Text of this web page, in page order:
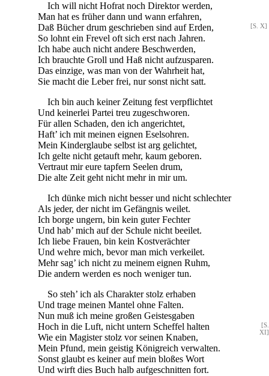
Ich will nicht Hofrat noch Direktor werden,
Man hat es früher dann und wann erfahren,
[S. X]
Daß Bücher drum geschrieben sind auf Erden,
So lohnt ein Frevel oft sich erst nach Jahren.
Ich habe auch nicht andere Beschwerden,
Ich brauchte Groll und Haß nicht aufzusparen.
Das einzige, was man von der Wahrheit hat,
Sie macht die Leber frei, nur sonst nicht satt.
Ich bin auch keiner Zeitung fest verpflichtet
Und keinerlei Partei treu zugeschworen.
Für allen Schaden, den ich angerichtet,
Haft’ ich mit meinen eignen Eselsohren.
Mein Kinderglaube selbst ist arg gelichtet,
Ich gelte nicht getauft mehr, kaum geboren.
Vertraut mir eure tapfern Seelen drum,
Die alte Zeit geht nicht mehr in mir um.
Ich dünke mich nicht besser und nicht schlechter
Als jeder, der nicht im Gefängnis weilet.
Ich borge ungern, bin kein guter Fechter
Und hab’ mich auf der Schule nicht beeilet.
Ich liebe Frauen, bin kein Kostverächter
Und wehre mich, bevor man mich verkeilet.
Mehr sag’ ich nicht zu meinem eignen Ruhm,
Die andern werden es noch weniger tun.
So steh’ ich als Charakter stolz erhaben
Und trage meinen Mantel ohne Falten.
Nun muß ich meine großen Geistesgaben
[S.
XI]
Hoch in die Luft, nicht untern Scheffel halten
Wie ein Magister stolz vor seinen Knaben,
Mein Pfund, mein geistig Königreich verwalten.
Sonst glaubt es keiner auf mein bloßes Wort
Und wirft dies Buch halb aufgeschnitten fort.